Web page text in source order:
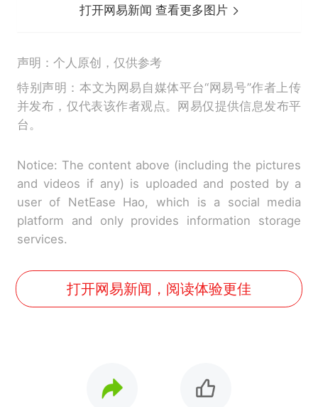
打开网易新闻 查看更多图片
声明：个人原创，仅供参考
特别声明：本文为网易自媒体平台“网易号”作者上传
并发布，仅代表该作者观点。网易仅提供信息发布平
台。
Notice: The content above (including the pictures
and videos if any) is uploaded and posted by a
user of NetEase Hao, which is a social media
platform and only provides information storage
services.
打开网易新闻，阅读体验更佳